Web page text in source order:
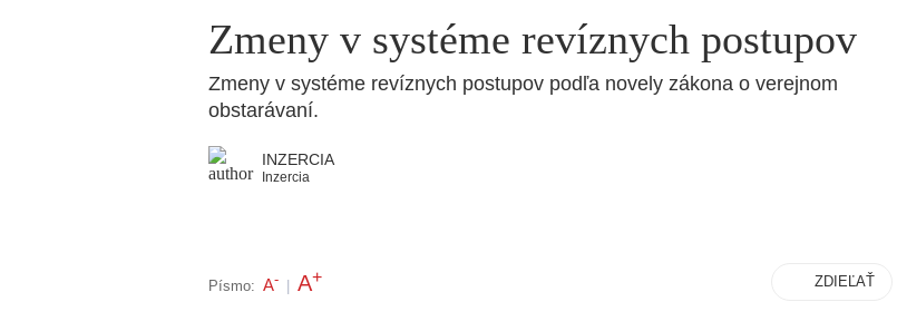
Zmeny v systéme revíznych postupov
Zmeny v systéme revíznych postupov podľa novely zákona o verejnom
obstarávaní.
INZERCIA
Inzercia
Písmo: A- A+ ZDIEĽAŤ